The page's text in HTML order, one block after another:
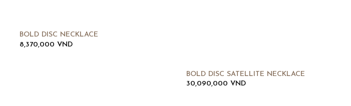
BOLD DISC NECKLACE
8,370,000 VND
BOLD DISC SATELLITE NECKLACE
30,090,000 VND